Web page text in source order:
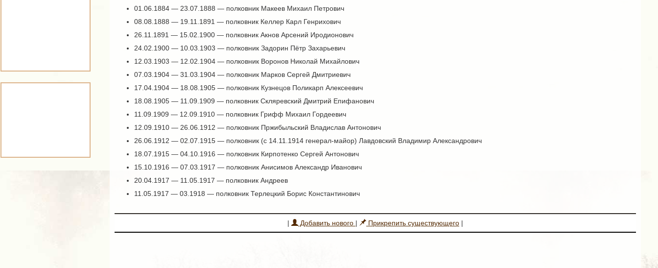
01.06.1884 — 23.07.1888 — полковник Макеев Михаил Петрович
08.08.1888 — 19.11.1891 — полковник Келлер Карл Генрихович
26.11.1891 — 15.02.1900 — полковник Акнов Арсений Иродионович
24.02.1900 — 10.03.1903 — полковник Задорин Пётр Захарьевич
12.03.1903 — 12.02.1904 — полковник Воронов Николай Михайлович
07.03.1904 — 31.03.1904 — полковник Марков Сергей Дмитриевич
17.04.1904 — 18.08.1905 — полковник Кузнецов Поликарп Алексеевич
18.08.1905 — 11.09.1909 — полковник Скляревский Дмитрий Епифанович
11.09.1909 — 12.09.1910 — полковник Грифф Михаил Гордеевич
12.09.1910 — 26.06.1912 — полковник Пржибыльский Владислав Антонович
26.06.1912 — 02.07.1915 — полковник (с 14.11.1914 генерал-майор) Лавдовский Владимир Александрович
18.07.1915 — 04.10.1916 — полковник Кирпотенко Сергей Антонович
15.10.1916 — 07.03.1917 — полковник Анисимов Александр Иванович
20.04.1917 — 11.05.1917 — полковник Андреев
11.05.1917 — 03.1918 — полковник Терлецкий Борис Константинович
| Добавить нового | Прикрепить существующего |